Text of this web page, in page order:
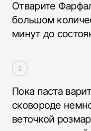
Отварите
большом
минут до
Пока паста
сковороде
веточкой